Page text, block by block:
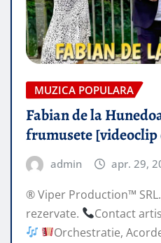
MUZICA POPULARA
Fabian de la
frumusete
admin apr. 29,
® Viper Production™
rezervate.
Contact
Orchestratie,